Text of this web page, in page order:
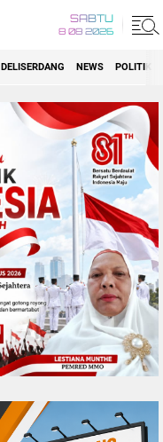
SABTU
8 08 2026
DELISERDANG NEWS POLITIK